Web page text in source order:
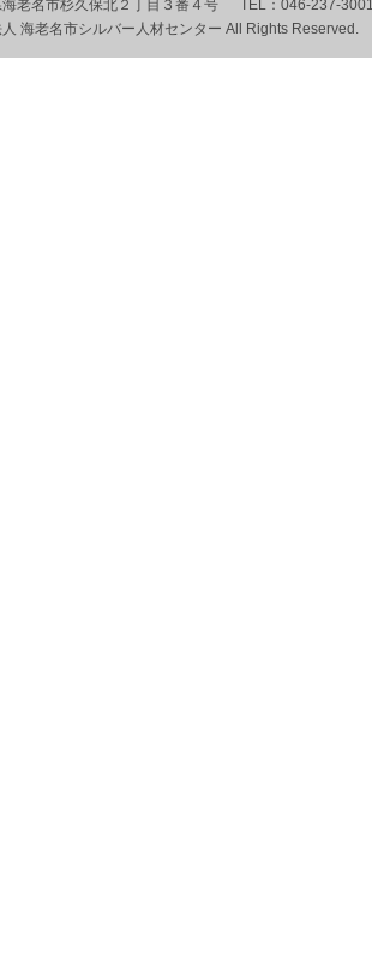
老名市杉久保北２丁目３番４号 TEL： 046-237-
海老名市シルバー人材センター All Rights Reserved.